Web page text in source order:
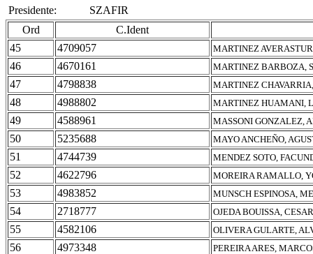
Presidente:
SZAFIR
Ord
C.Ident
45
4709057 MARTINEZ
46 4670161 MARTINEZ BARBOZA,
47 4798838 MARTINEZ
48 4988802 MARTINEZ HUAMANI,
49 4588961 MASSONI GONZALEZ,
50 5235688 MAYO ANCHEÑO,
51 4744739 MENDEZ SOTO,
52 4622796 MOREIRA RAMALLO,
53 4983852 MUNSCH ESPINOSA,
54 2718777 OJEDA BOUISSA,
55 4582106 OLIVERA GULARTE,
56 4973348 PEREIRA ARES,